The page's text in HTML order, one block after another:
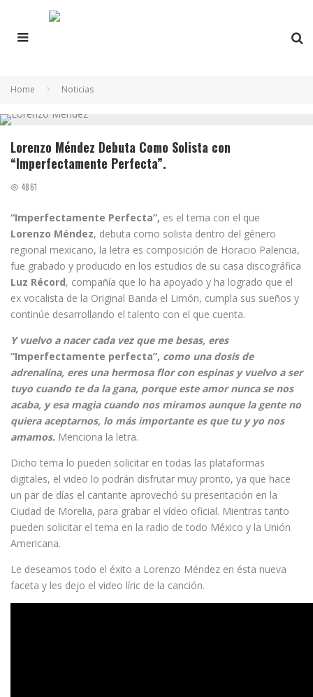
Home Noticias
Lorenzo Méndez Debuta Como Solista con
“Imperfectamente Perfecta”.
4861
“Imperfectamente Perfecta”, es el tema con el que
Lorenzo Méndez, debuta como solista dentro del género
regional mexicano, la letra es composición de Horacio Palencia,
fue grabado y producido en los estudios de su casa discográfica
Luz Récord, compañía que lo ha apoyado y ha logrado que el
ex vocalista de la Original Banda el Limón, cumpla sus sueños y
continúe desarrollando el talento con el que cuenta.
Y vuelvo a nacer cada vez que me besas, eres
“Imperfectamente perfecta”, como una dosis de
adrenalina, eres una hermosa flor con espinas y vuelvo a ser
tuyo cuando te da la gana, porque este amor nunca se nos
acaba, y esa magia cuando nos miramos aunque la gente no
quiera aceptarnos, lo más importante es que tu y yo nos
amamos. Menciona la letra.
Dicho tema lo pueden solicitar en todas las plataformas
digitales, el video lo podrán disfrutar muy pronto, ya que hace
un par de días el cantante aprovechó su presentación en la
Ciudad de Morelia, para grabar el vídeo oficial. Mientras tanto
pueden solicitar el tema en la radio de todo México y la Unión
Americana.
Le deseamos todo el éxito a Lorenzo Méndez en ésta nueva
faceta y les dejo el video líric de la canción.